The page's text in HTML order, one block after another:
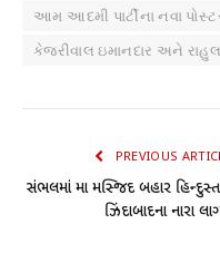
આમ આદમી પાર્ટીના નવા
કેજરીવાલ ઇમાનદાર અને
PREVIOUS
સંભલમાં જામા મસ્જિદ બહાર
ઝિંદાબાદના નારા